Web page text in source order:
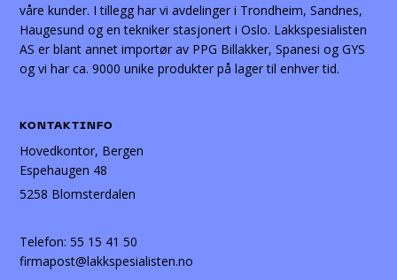
våre kunder. I tillegg har vi avdelinger i Trondheim, Sandnes,
Haugesund og en tekniker stasjonert i Oslo. Lakkspesialisten
AS er blant annet importør av PPG Billakker, Spanesi og GYS
og vi har ca. 9000 unike produkter på lager til enhver tid.
KONTAKTINFO
Hovedkontor, Bergen
Espehaugen 48
5258 Blomsterdalen
Telefon:55 15 41 50
firmapost@lakkspesialisten.no